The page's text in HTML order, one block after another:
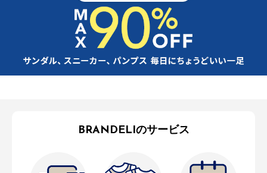
BRANDELIのサービス